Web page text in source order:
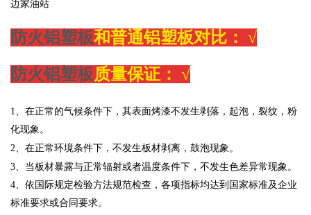
边家油站
防火铝塑板和普通铝塑板对比： √
防火铝塑板质量保证： √
1、在正常的气候条件下，其表面烤漆不发生剥落，起泡，裂纹，粉
化现象。
2、在正常环境条件下，不发生板材剥离，鼓泡现象。
3、当板材暴露与正常辐射或者温度条件下，不发生色差异常现象。
4、依国际规定检验方法规范检查，各项指标均达到国家标准及企业
标准要求或合同要求。